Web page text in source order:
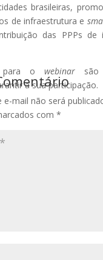
brasileiras,
de infraestrutura e
das PPPs de
para owebinar são
a sua participação.
e-mail não será
com *